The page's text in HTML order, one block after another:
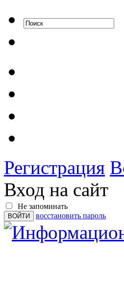
Регистрация
Вход на сайт
Не запоминать
восстановить пароль